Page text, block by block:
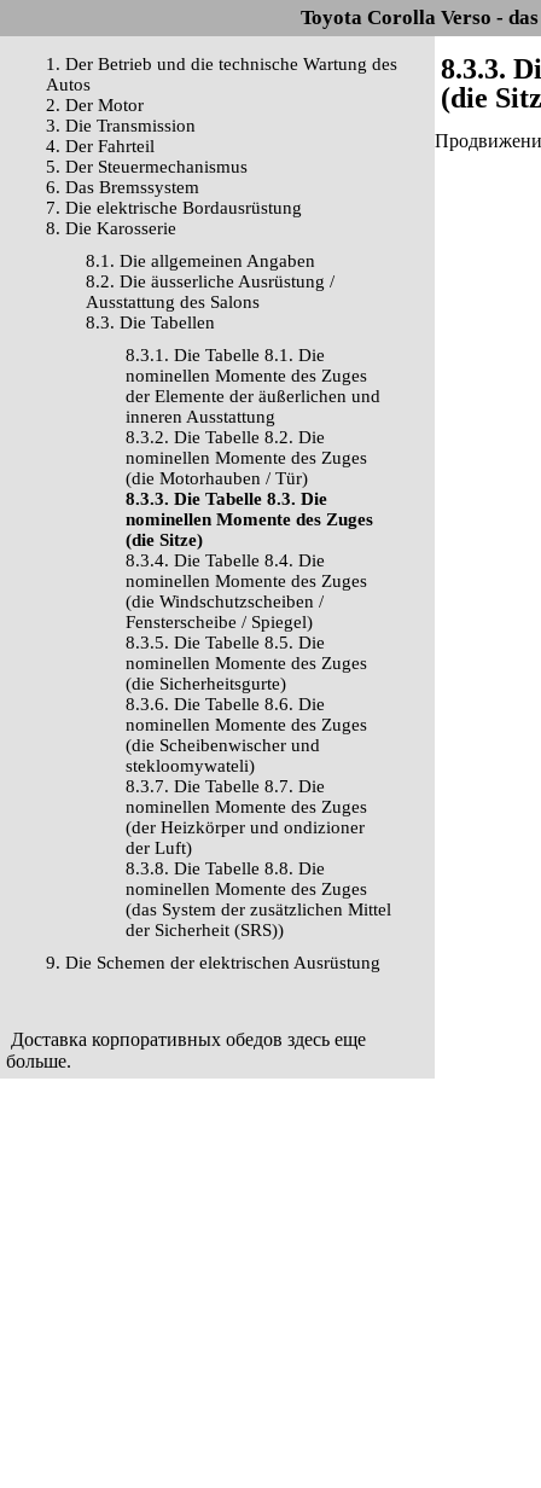
Toyota Corolla Verso -
1. Der Betrieb und die technische Wartung des
Autos
2. Der Motor
3. Die Transmission
4. Der Fahrteil
5. Der Steuermechanismus
6. Das Bremssystem
7. Die elektrische Bordausrüstung
8. Die Karosserie
8.1. Die allgemeinen Angaben
8.2. Die äusserliche Ausrüstung /
Ausstattung des Salons
8.3. Die Tabellen
8.3.1. Die Tabelle 8.1. Die
nominellen Momente des Zuges
der Elemente der äußerlichen und
inneren Ausstattung
8.3.2. Die Tabelle 8.2. Die
nominellen Momente des Zuges
(die Motorhauben / Tür)
8.3.3. Die Tabelle 8.3. Die
nominellen Momente des Zuges
(die Sitze)
8.3.4. Die Tabelle 8.4. Die
nominellen Momente des Zuges
(die Windschutzscheiben /
Fensterscheibe / Spiegel)
8.3.5. Die Tabelle 8.5. Die
nominellen Momente des Zuges
(die Sicherheitsgurte)
8.3.6. Die Tabelle 8.6. Die
nominellen Momente des Zuges
(die Scheibenwischer und
stekloomywateli)
8.3.7. Die Tabelle 8.7. Die
nominellen Momente des Zuges
(der Heizkörper und ondizioner
der Luft)
8.3.8. Die Tabelle 8.8. Die
nominellen Momente des Zuges
(das System der zusätzlichen Mittel
der Sicherheit (SRS))
9. Die Schemen der elektrischen Ausrüstung
Доставка корпоративных обедов здесь еще
больше.
8.3.3.
(die